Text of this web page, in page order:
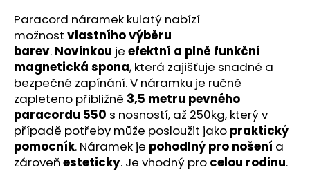
Paracord náramek kulatý nabízí
možnost vlastního výběru
barev. Novinkou je efektní a plně funkční
magnetická spona, která zajišťuje snadné a
bezpečné zapínání. V náramku je ručně
zapleteno přibližně 3,5 metru pevného
paracordu 550 s nosností, až 250kg, který v
případě potřeby může posloužit jako praktický
pomocník. Náramek je pohodlný pro nošení a
zároveň esteticky. Je vhodný pro celou rodinu.
o
p
o
r
u
č
u
j
e
m